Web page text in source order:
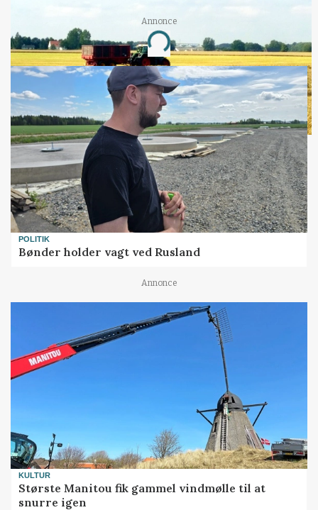
Annonce
Loading...
POLITIK
Bønder holder vagt ved Rusland
Annonce
KULTUR
Største Manitou fik gammel vindmølle til at
snurre igen